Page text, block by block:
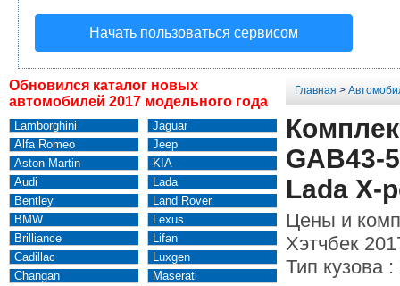
Начать пользоваться сервисом
Обновился каталог новых
автомобилей 2017 модельного года
Lamborghini
Alfa Romeo
Aston Martin
Audi
Bentley
BMW
Brilliance
Cadillac
Changan
Jaguar
Jeep
KIA
Lada
Land Rover
Lexus
Lifan
Luxgen
Maserati
Главная >
GAB43-
Lada Х-
Цены и
Хэтчбек
Тип кузова :